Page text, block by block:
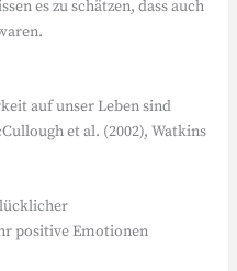
es zu schätzen, dass auch
auf unser Leben sind
et al. (2002), Watkins
positive Emotionen